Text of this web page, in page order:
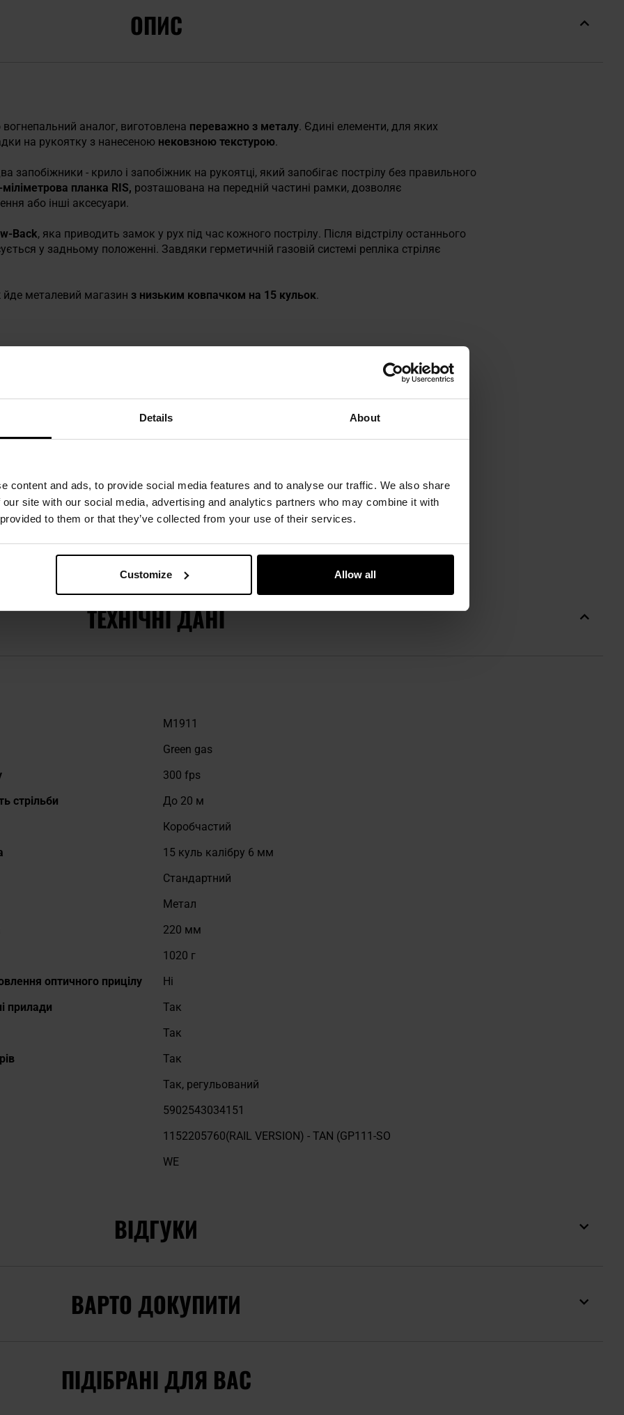
Details About
content and ads, to provide social media features and to analyse our traffic. We also share
site with our social media, advertising and analytics partners who may combine it with
to them or that they’ve collected from your use of their services.
Customize Allow all
ОПИС
вогнепальний аналог, виготовлена переважно з металу. Єдині елементи, для яких
на рукоятку з нанесеною нековзною текстурою.
запобіжники - крило і запобіжник на рукоятці, який запобігає пострілу без правильного
планка RIS, розташована на передній частині рамки, дозволяє
або інші аксесуари.
Back, яка приводить замок у рух під час кожного пострілу. Після відстрілу останнього
у задньому положенні. Завдяки герметичній газовій системі репліка стріляє
йде металевий магазин з низьким ковпачком на 15 кульок.
ТЕХНІЧНІ ДАНІ
M1911
Green gas
300 fps
стрільби
До 20 м
Коробчастий
15 куль калібру 6 мм
Стандартний
Метал
220 мм
1020 г
оптичного прицілу
Ні
прилади
Так
Так
Так
Так, регульований
5902543034151
1152205760(RAIL VERSION) - TAN (GP111-SO
WE
ВІДГУКИ
ВАРТО ДОКУПИТИ
ПІДІБРАНІ ДЛЯ ВАС